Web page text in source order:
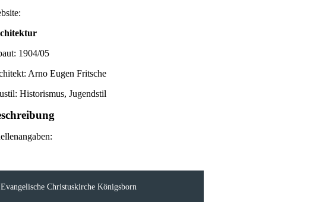
1904/05
Arno Eugen Fritsche
Historismus, Jugendstil
Evangelische Christuskirche Königsborn